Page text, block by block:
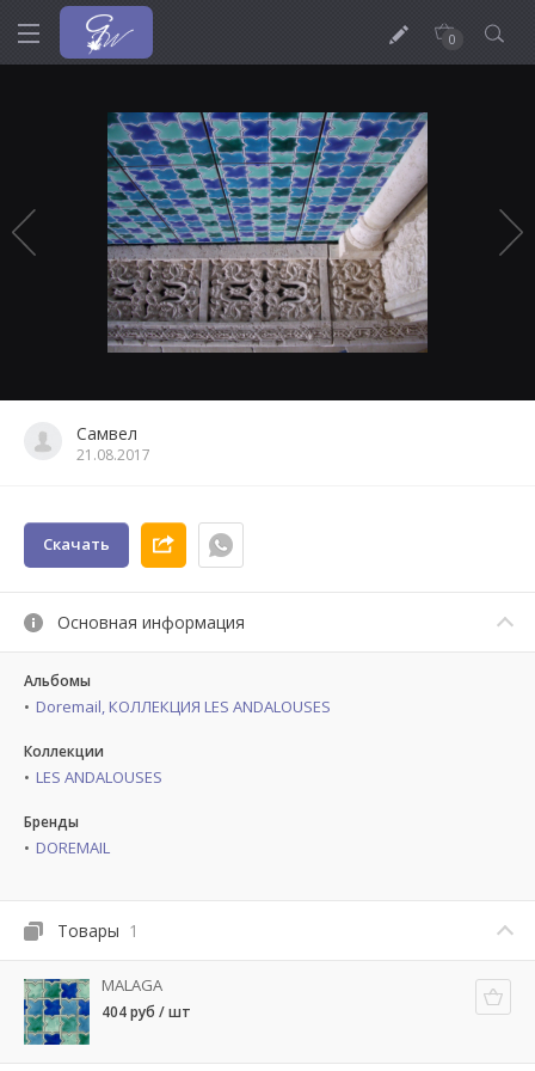
0
Самвел
21.08.2017
Скачать
Основная информация
Альбомы
Doremail, КОЛЛЕКЦИЯ LES ANDALOUSES
Коллекции
LES ANDALOUSES
Бренды
DOREMAIL
Товары 1
MALAGA
404 руб / шт